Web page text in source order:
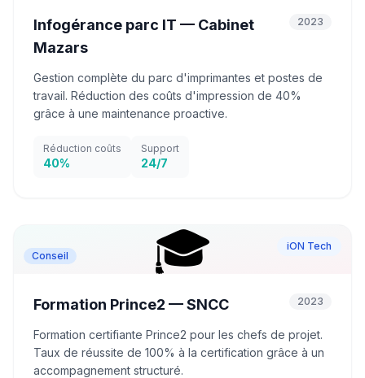
Infogérance parc IT — Cabinet
Mazars
2023
Gestion complète du parc d'imprimantes et postes de
travail. Réduction des coûts d'impression de 40%
grâce à une maintenance proactive.
Réduction coûts
40%
Support
24/7
🎓
iON Tech
Conseil
Formation Prince2 — SNCC 2023
Formation certifiante Prince2 pour les chefs de projet.
Taux de réussite de 100% à la certification grâce à un
accompagnement structuré.